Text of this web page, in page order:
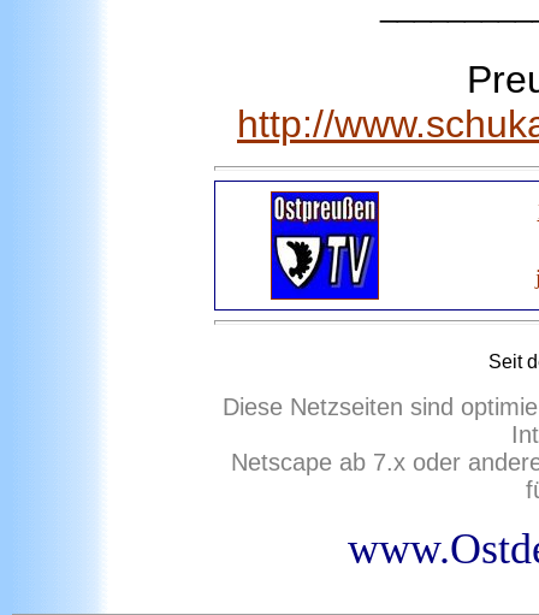
http://
Seit
Diese Netzseiten sind
Netscape ab 7.x oder